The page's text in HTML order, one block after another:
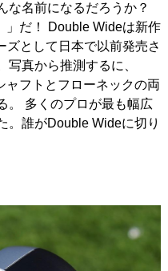
な名前になるだろうか？
」だ！ Double Wideは新作
ズとして日本で以前発売さ
真から推測するに、
ャフトとフローネックの両
。 多くのプロが最も幅広
。誰がDouble Wideに切り